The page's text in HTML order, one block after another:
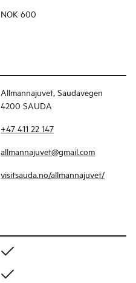
NOK 600
Allmannajuvet, Saudavegen
4200 SAUDA
+47 411 22 147
allmannajuvet@gmail.com
visitsauda.no/allmannajuvet/